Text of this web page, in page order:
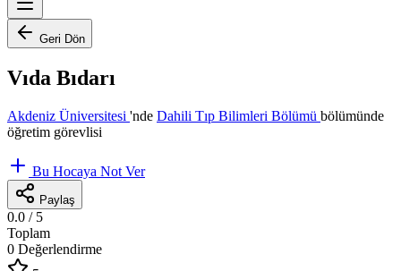
Geri Dön
Vıda Bıdarı
Akdeniz Üniversitesi 'nde Dahili Tıp Bilimleri Bölümü bölümünde
öğretim görevlisi
Bu Hocaya Not Ver
Paylaş
0.0 / 5
Toplam
0 Değerlendirme